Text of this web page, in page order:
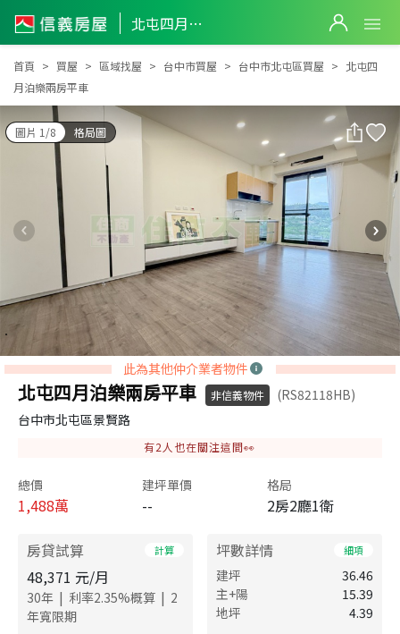
北屯四月泊樂兩房平車
北屯四月泊樂兩房平車
首頁 買屋 區域找屋 台中市買屋 台中市北屯區買屋
北屯四
月泊樂兩房平車
圖片 1/8 格局圖
此為其他仲介業者物件
北屯四月泊樂兩房平車 非信義物件
(RS82118HB)
台中市北屯區景賢路
有2 人也在關注這間👀
總價
1,488萬
建坪單價
--
格局
2房2廳1衛
房貸試算 計算
48,371 元/月
30年 | 利率2.35%概算 | 2
年寬限期
坪數詳情 細項
建坪
36.46
主+陽
15.39
地坪
4.39